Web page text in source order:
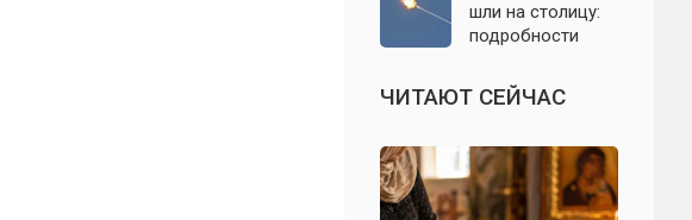
район Сакской
ТЭС
шли на столицу:
подробности
атаки на
Подмосковье 7
ЧИТАЮТ СЕЙЧАС